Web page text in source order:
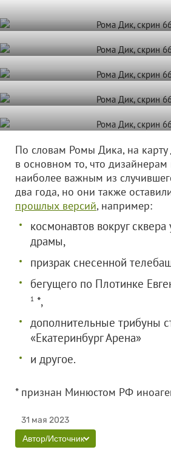
По словам Ромы Дика, на карту
в основном то, что дизайнерам
наиболее важным из
два года, но они также
прошлых версий, например:
космонавтов вокруг сквера
драмы,
призрак снесенной
бегущего по Плотинке
1 *,
дополнительные трибуны
«Екатеринбург Арена»
и другое.
* признан Минюстом РФ
31 мая 2023
Автор/Источник